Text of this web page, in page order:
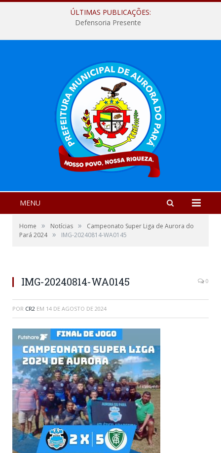
ÚLTIMAS PUBLICAÇÕES:
Defensoria Presente
MENU
Home » Notícias »
Campeonato Super Liga de Aurora do
Pará 2024 » IMG-20240814-WA0145
IMG-20240814-WA0145 0
POR CR2 EM 14 DE AGOSTO DE 2024